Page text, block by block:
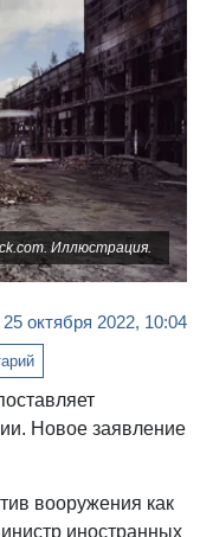
Иллюстрация.
25 октября 2022, 10:04
Новое заявление
вооружения как
иностранных